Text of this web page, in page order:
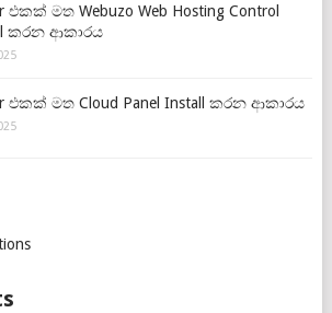
එකක් මත Webuzo Web Hosting Control
කරන ආකාරය
එකක් මත Cloud Panel Install කරන ආකාරය